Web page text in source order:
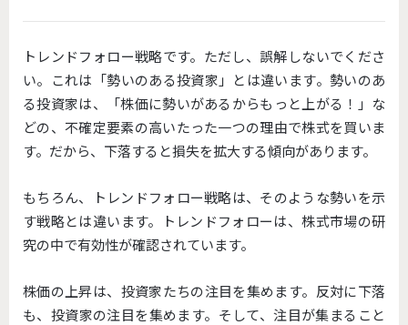
トレンドフォロー戦略です。ただし、誤解しないでくださ
い。これは「勢いのある投資家」とは違います。勢いのあ
る投資家は、「株価に勢いがあるからもっと上がる！」な
どの、不確定要素の高いたった一つの理由で株式を買いま
す。だから、下落すると損失を拡大する傾向があります。
もちろん、トレンドフォロー戦略は、そのような勢いを示
す戦略とは違います。トレンドフォローは、株式市場の研
究の中で有効性が確認されています。
株価の上昇は、投資家たちの注目を集めます。反対に下落
も、投資家の注目を集めます。そして、注目が集まること